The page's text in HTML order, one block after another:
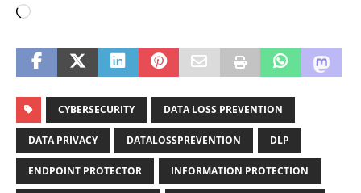
CYBERSECURITY DATA LOSS PREVENTION
DATA PRIVACY DATALOSSPREVENTION DLP
ENDPOINT PROTECTOR INFORMATION PROTECTION